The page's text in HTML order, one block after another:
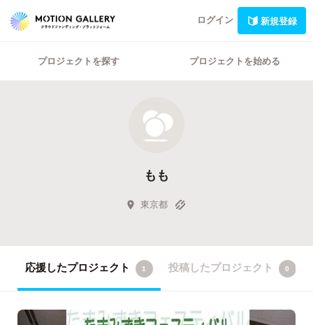
ログイン 新規登録
プロジェクトを探す プロジェクトを始める
もも
東京都
応援したプロジェクト 1 投稿したプロジェクト 0